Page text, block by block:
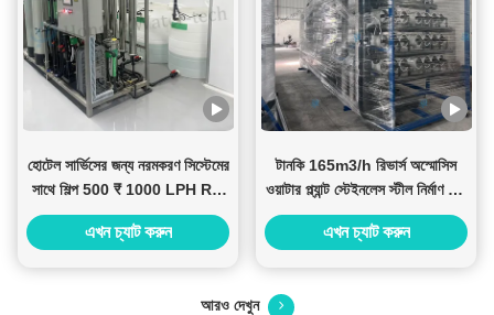
হোটেল সার্ভিসের জন্য নরমকরণ সিস্টেমের
সাথে শিল্প 500 ₹ 1000 LPH RO
জল চিকিত্সা প্ল্যান্ট
এখন চ্যাট করুন
টানকি 165m3/h রিভার্স অস্মোসিস
ওয়াটার প্ল্যান্ট স্টেইনলেস স্টীল নির্মাণ এবং
সম্পূর্ণ স্বয়ংক্রিয় অপারেশন সঙ্গে
এখন চ্যাট করুন
আরও দেখুন